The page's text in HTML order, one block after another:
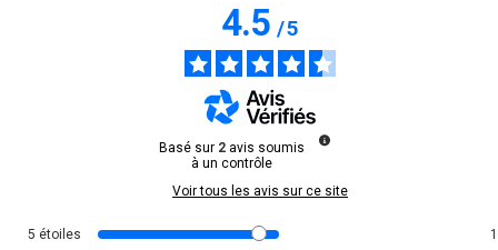
4.5/5
Basé sur 2 avis soumis
à un contrôle
Voir tous les avis sur ce site
5 étoiles
1